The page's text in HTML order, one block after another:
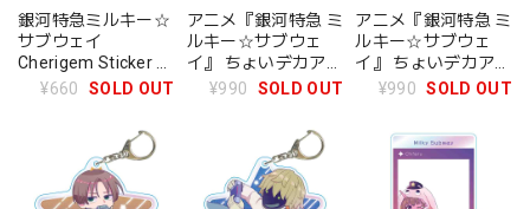
銀河特急ミルキー☆
サブウェイ
Cherigem Sticker 描
き起こし第2弾
¥660 SOLD OUT
アニメ『銀河特急 ミ
ルキー☆サブウェ
イ』 ちょいデカアク
リルキーホルダー チ
¥990 SOLD OUT
アニメ『銀河特急 ミ
ルキー☆サブウェ
イ』 ちょいデカアク
リルキーホルダー マ
¥990 SOLD OUT